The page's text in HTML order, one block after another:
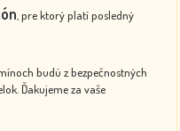
, pre ktorý platí posledný
budú z bezpečnostných
Ďakujeme za vaše